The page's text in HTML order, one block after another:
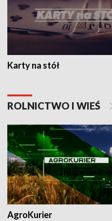
Karty na stół
ROLNICTWO I WIEŚ
AgroKurier